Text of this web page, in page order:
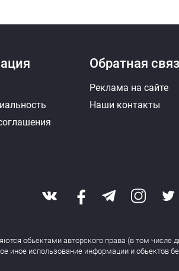
Обратная
Реклама на сайте
Наши контакты
обьектами авторского права (в том числе
иное использование информации и обьектов